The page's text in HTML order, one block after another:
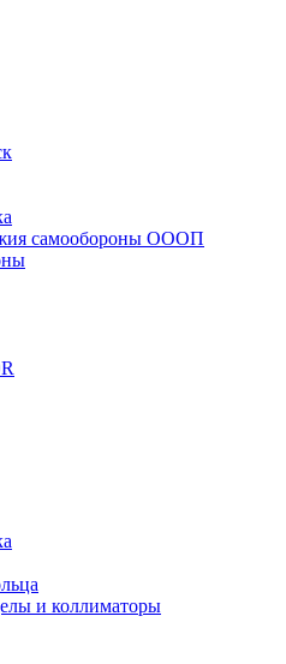
самообороны ОООП
и коллиматоры